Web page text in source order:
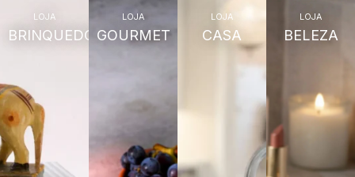
LOJA
BRINQUEDOS
LOJA
GOURMET
LOJA
CASA
LOJA
BELEZA